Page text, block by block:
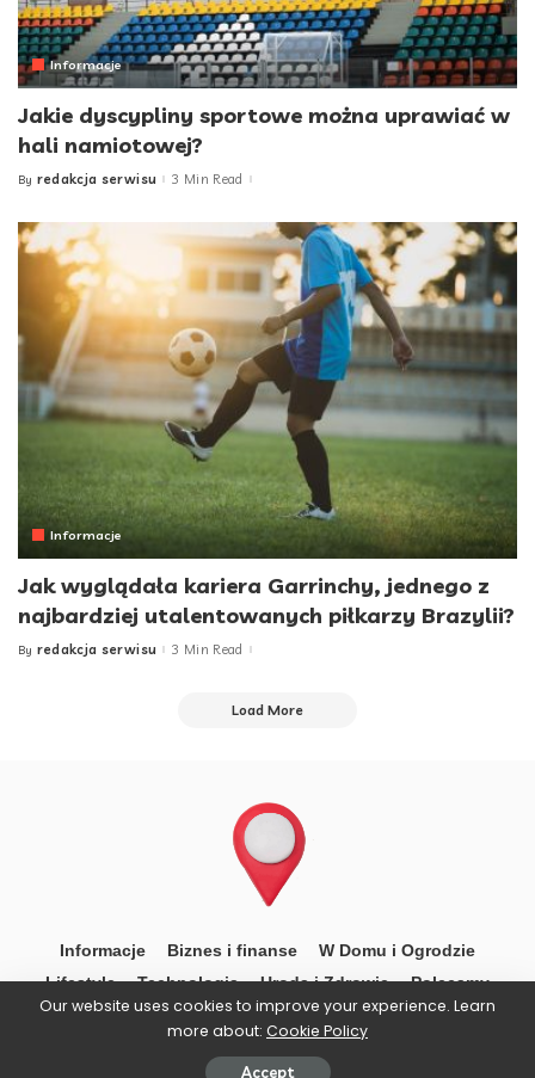
Informacje
Jakie dyscypliny sportowe można uprawiać w
hali namiotowej?
Posted
By redakcja serwisu 3 Min Read
Informacje
Jak wyglądała kariera Garrinchy, jednego z
najbardziej utalentowanych piłkarzy Brazylii?
Posted
By redakcja serwisu 3 Min Read
Load More
Informacje Biznes i finanse
W Domu i Ogrodzie
Lifestyle
Technologia Uroda i Zdrowie Polecamy
© OpenZone.pl
Our website uses cookies to improve your experience. Learn
more about: Cookie Policy
Accept